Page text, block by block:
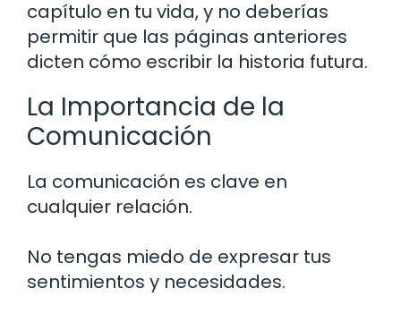
capítulo en tu vida, y no deberías
permitir que las páginas anteriores
dicten cómo escribir la historia futura.
La Importancia de la
Comunicación
La comunicación es clave en
cualquier relación.
No tengas miedo de expresar tus
sentimientos y necesidades.